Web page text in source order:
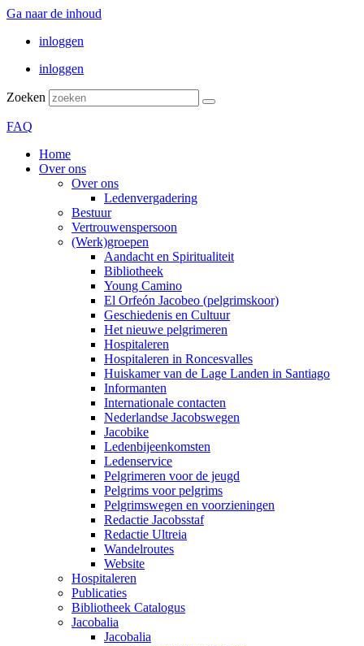
Ga naar de inhoud
inloggen
inloggen
Zoeken
FAQ
Home
Over ons
Over ons
Ledenvergadering
Bestuur
Vertrouwenspersoon
(Werk)groepen
Aandacht en Spiritualiteit
Bibliotheek
Young Camino
El Orfeón Jacobeo (pelgrimskoor)
Geschiedenis en Cultuur
Het nieuwe pelgrimeren
Hospitaleren
Hospitaleren in Roncesvalles
Huiskamer van de Lage Landen in Santiago
Informanten
Internationale contacten
Nederlandse Jacobswegen
Jacobike
Ledenbijeenkomsten
Ledenservice
Pelgrimeren voor de jeugd
Pelgrims voor pelgrims
Pelgrimswegen en voorzieningen
Redactie Jacobsstaf
Redactie Ultreia
Wandelroutes
Website
Hospitaleren
Publicaties
Bibliotheek Catalogus
Jacobalia
Jacobalia